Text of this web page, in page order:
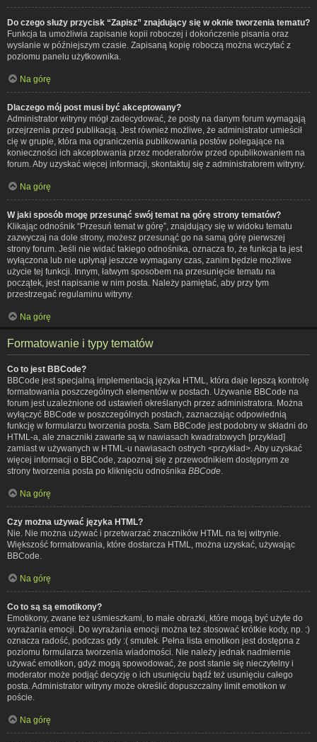
Do czego służy przycisk “Zapisz” znajdujący się w oknie tworzenia tematu?
Funkcja ta umożliwia zapisanie kopii roboczej i dokończenie pisania oraz
wysłanie w późniejszym czasie. Zapisaną kopię roboczą można wczytać z
poziomu panelu użytkownika.
Na górę
Dlaczego mój post musi być akceptowany?
Administrator witryny mógł zadecydować, że posty na danym forum wymagają
przejrzenia przed publikacją. Jest również możliwe, że administrator umieścił
cię w grupie, która ma ograniczenia publikowania postów polegające na
konieczności ich akceptowania przez moderatorów przed opublikowaniem na
forum. Aby uzyskać więcej informacji, skontaktuj się z administratorem witryny.
Na górę
W jaki sposób mogę przesunąć swój temat na górę strony tematów?
Klikając odnośnik “Przesuń temat w górę”, znajdujący się w widoku tematu
zazwyczaj na dole strony, możesz przesunąć go na samą górę pierwszej
strony forum. Jeśli nie widać takiego odnośnika, oznacza to, że funkcja ta jest
wyłączona lub nie upłynął jeszcze wymagany czas, zanim będzie możliwe
użycie tej funkcji. Innym, łatwym sposobem na przesunięcie tematu na
początek, jest napisanie w nim posta. Należy pamiętać, aby przy tym
przestrzegać regulaminu witryny.
Na górę
Formatowanie i typy tematów
Co to jest BBCode?
BBCode jest specjalną implementacją języka HTML, która daje lepszą kontrolę
formatowania poszczególnych elementów w postach. Używanie BBCode na
forum jest uzależnione od ustawień określanych przez administratora. Można
wyłączyć BBCode w poszczególnych postach, zaznaczając odpowiednią
funkcję w formularzu tworzenia posta. Sam BBCode jest podobny w składni do
HTML-a, ale znaczniki zawarte są w nawiasach kwadratowych [przykład]
zamiast w używanych w HTML-u nawiasach ostrych <przykład>. Aby uzyskać
więcej informacji o BBCode, zapoznaj się z przewodnikiem dostępnym ze
strony tworzenia posta po kliknięciu odnośnika BBCode
Na górę
Czy można używać języka HTML?
Nie. Nie można używać i przetwarzać znaczników HTML na tej witrynie.
Większość formatowania, które dostarcza HTML, można uzyskać, używając
BBCode.
Na górę
Co to są są emotikony?
Emotikony, zwane też uśmieszkami, to małe obrazki, które mogą być użyte do
wyrażania emocji. Do wyrażania emocji można też stosować krótkie kody, np. :)
oznacza radość, podczas gdy :( smutek. Pełna lista emotikon jest dostępna z
poziomu formularza tworzenia wiadomości. Nie należy jednak nadmiernie
używać emotikon, gdyż mogą spowodować, że post stanie się nieczytelny i
moderator może podjąć decyzję o ich usunięciu bądź też usunięciu całego
posta. Administrator witryny może określić dopuszczalny limit emotikon w
poście.
Na górę